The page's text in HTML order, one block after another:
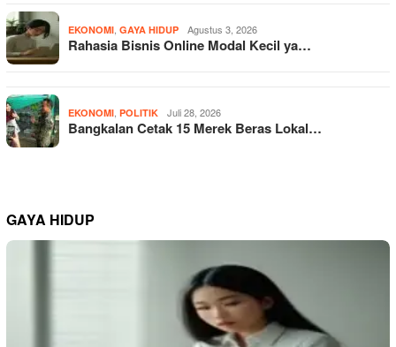
EKONOMI GAYA HIDUP Agustus 3, 2026
Rahasia Bisnis Online Modal Kecil ya…
EKONOMI POLITIK Juli 28, 2026
Bangkalan Cetak 15 Merek Beras Lokal…
GAYA HIDUP